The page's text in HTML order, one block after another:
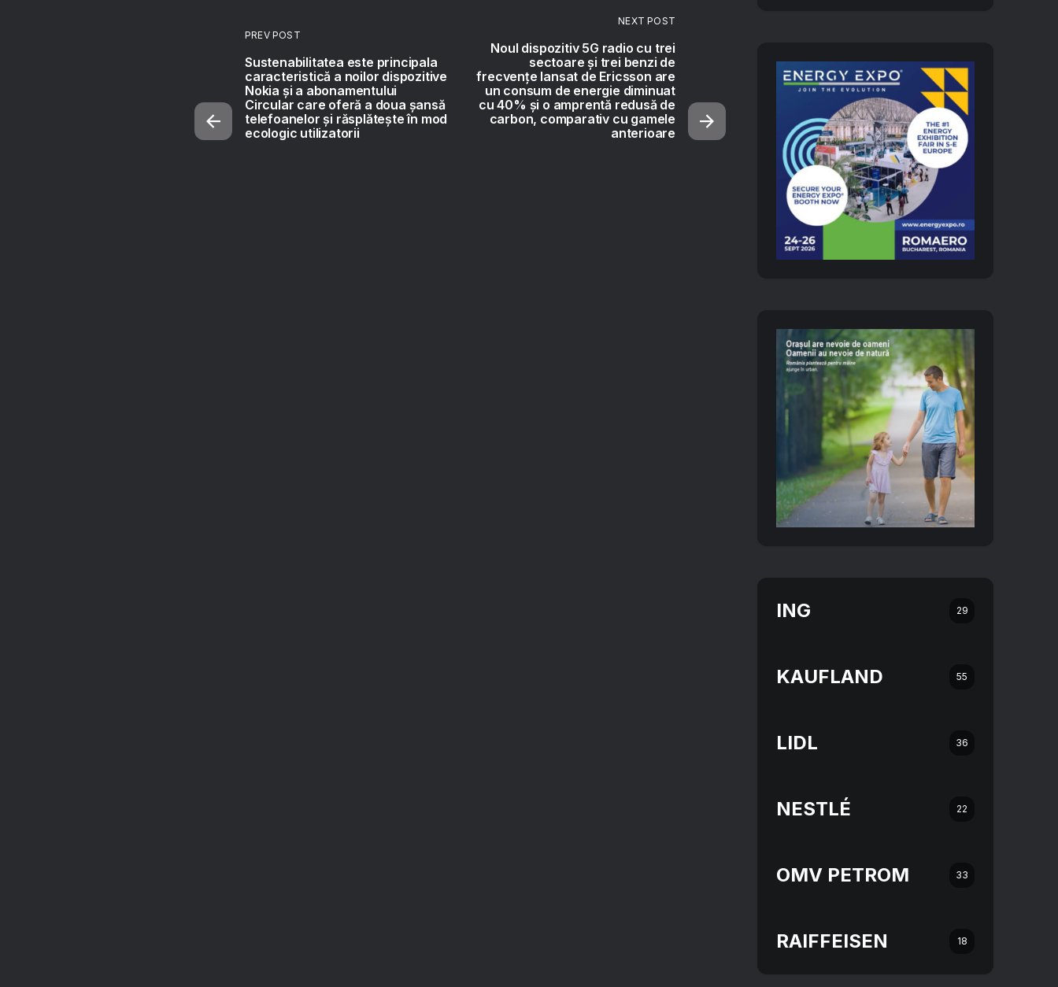
PREV POST
Sustenabilitatea este principala
caracteristică a noilor dispozitive
Nokia și a abonamentului
Circular care oferă a doua șansă
telefoanelor și răsplătește în mod
ecologic utilizatorii
NEXT POST
Noul dispozitiv 5G radio cu trei
sectoare și trei benzi de
frecvențe lansat de Ericsson are
un consum de energie diminuat
cu 40% și o amprentă redusă de
carbon, comparativ cu gamele
anterioare
ING 29
KAUFLAND 55
LIDL 36
NESTLÉ 22
OMV PETROM 33
RAIFFEISEN 18